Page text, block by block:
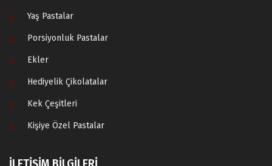
Yaş Pastalar
Porsiyonluk Pastalar
Ekler
Hediyelik Çikolatalar
Kek Çeşitleri
Kişiye Özel Pastalar